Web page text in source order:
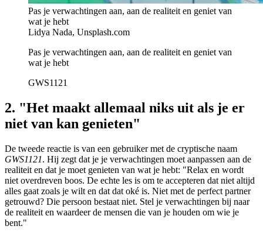
Pas je verwachtingen aan, aan de realiteit en geniet van
wat je hebt
Lidya Nada, Unsplash.com
Pas je verwachtingen aan, aan de realiteit en geniet van
wat je hebt
GWS1121
2. "Het maakt allemaal niks uit als je er
niet van kan genieten"
De tweede reactie is van een gebruiker met de cryptische naam
GWS1121. Hij zegt dat je je verwachtingen moet aanpassen aan de
realiteit en dat je moet genieten van wat je hebt: "Relax en wordt
niet overdreven boos. De echte les is om te accepteren dat niet altijd
alles gaat zoals je wilt en dat dat oké is. Niet met de perfect partner
getrouwd? Die persoon bestaat niet. Stel je verwachtingen bij naar
de realiteit en waardeer de mensen die van je houden om wie je
bent."